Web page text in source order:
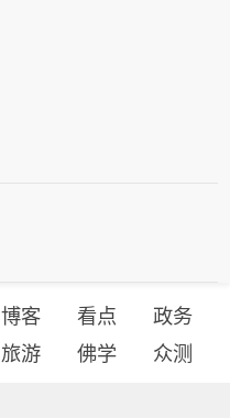
博客 看点
政务
旅游 佛学 众测